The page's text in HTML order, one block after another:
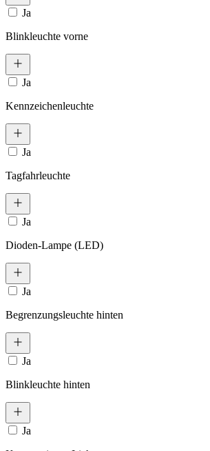
Ja
Blinkleuchte vorne
Ja
Kennzeichenleuchte
Ja
Tagfahrleuchte
Ja
Dioden-Lampe (LED)
Ja
Begrenzungsleuchte hinten
Ja
Blinkleuchte hinten
Ja